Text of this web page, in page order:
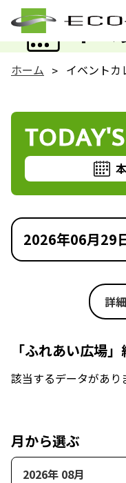
イベ
ホーム イベントカ
2026年06月29
詳
「ふれあい広場
該当するデータがあり
月から選ぶ
2026年 08月